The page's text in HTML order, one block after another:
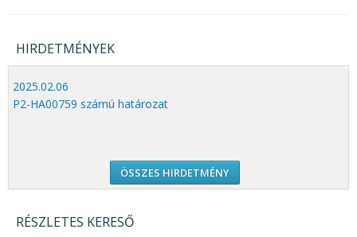
HIRDETMÉNYEK
2025.02.06
P2-HA00759 számú határozat
ÖSSZES HIRDETMÉNY
RÉSZLETES KERESŐ